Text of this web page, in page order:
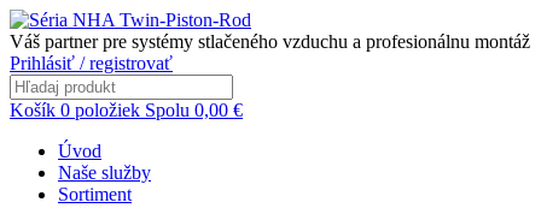
Váš partner pre systémy stlačeného vzduchu a profesionálnu montáž
Prihlásiť / registrovať
Košík 0 položiek Spolu 0,00 €
Úvod
Naše služby
Sortiment